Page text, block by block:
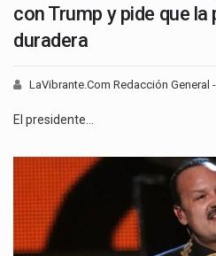
con Trump y pide que
duradera
LaVibrante.Com Redacción General -
El presidente…